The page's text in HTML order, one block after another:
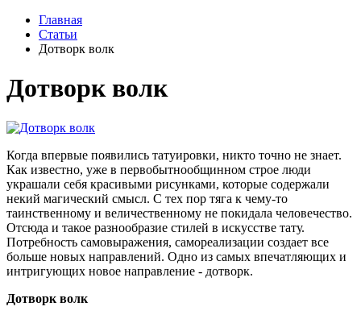
Главная
Статьи
Дотворк волк
Дотворк волк
Когда впервые появились татуировки, никто точно не знает.
Как известно, уже в первобытнообщинном строе люди
украшали себя красивыми рисунками, которые содержали
некий магический смысл. С тех пор тяга к чему-то
таинственному и величественному не покидала человечество.
Отсюда и такое разнообразие стилей в искусстве тату.
Потребность самовыражения, самореализации создает все
больше новых направлений. Одно из самых впечатляющих и
интригующих новое направление - дотворк.
Дотворк волк